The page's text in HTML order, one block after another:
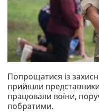
Попрощатися із
прийшли
працювали воїни,
побратими.